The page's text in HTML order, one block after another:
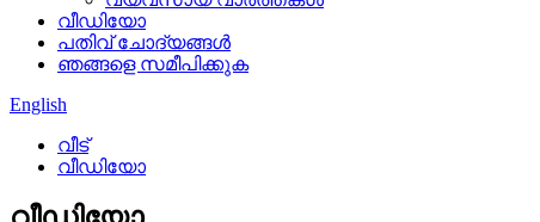
വീഡിയോ
പതിവ് ചോദ്യങ്ങൾ
ഞങ്ങളെ സമീപിക്കുക
English
വീട്
വീഡിയോ